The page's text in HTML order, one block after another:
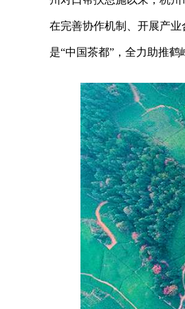
在完善协作机制、开展产
是“中国茶都”，全力助推鹤